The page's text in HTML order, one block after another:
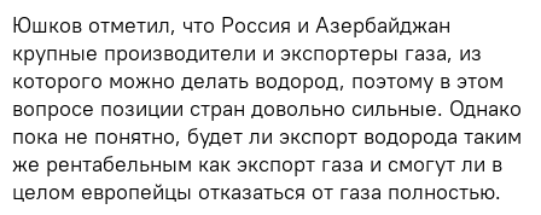
Юшков отметил, что Россия и Азербайджан
крупные производители и экспортеры газа, из
которого можно делать водород, поэтому в этом
вопросе позиции стран довольно сильные. Однако
пока не понятно, будет ли экспорт водорода таким
же рентабельным как экспорт газа и смогут ли в
целом европейцы отказаться от газа полностью.